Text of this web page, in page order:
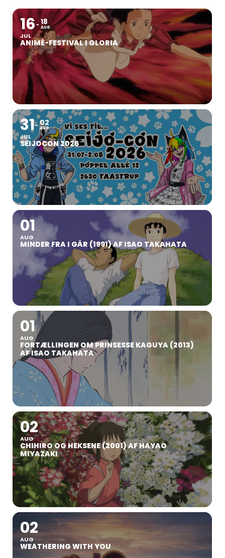
16
JUL
18
AUG
ANIMÉ-FESTIVAL I GLORIA
31
JUL
02
AUG
SEIJOCON 2026
01
AUG
MINDER FRA I GÅR (1991) AF ISAO TAKAHATA
01
AUG
FORTÆLLINGEN OM PRINSESSE KAGUYA (2013)
AF ISAO TAKAHATA
02
AUG
CHIHIRO OG HEKSENE (2001) AF HAYAO
MIYAZAKI
02
AUG
WEATHERING WITH YOU